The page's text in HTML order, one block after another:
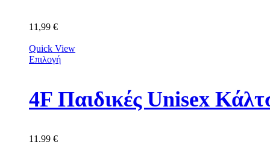
11,99 €
Quick View
Επιλογή
11,99 €